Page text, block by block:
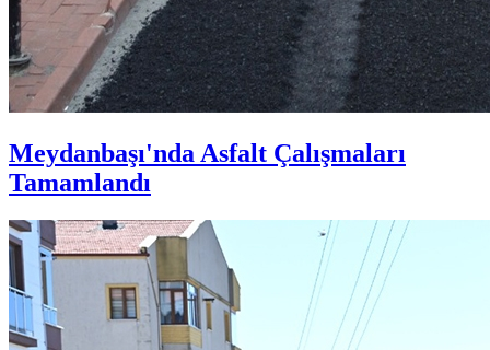
Meydanbaşı'nda Asfalt Çalışmaları
Tamamlandı